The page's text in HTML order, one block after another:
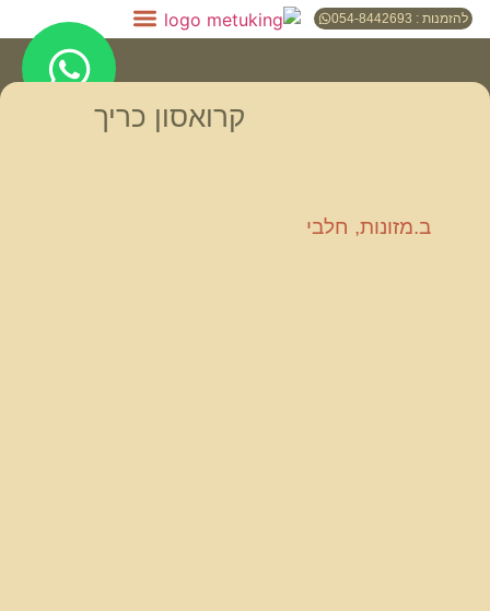
להזמנות : 054-8442693
ב.מזונות, חלבי
קרואסון כריך